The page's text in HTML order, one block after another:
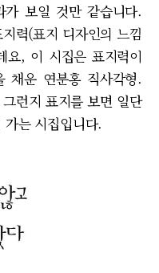
보일 것만 같습니다.
력(표지 디자인의 느낌
요, 이 시집은 표지력이
채운 연분홍 직사각형.
런지 표지를 보면 일단
는 시집입니다.